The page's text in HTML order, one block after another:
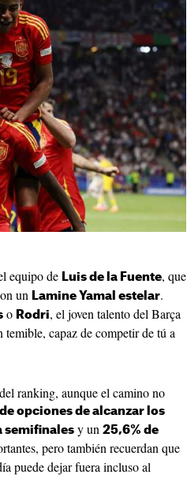
equipo de Luis de la Fuente, que
un Lamine Yamal estelar.
o Rodri, el joven talento del Barça
temible, capaz de competir de tú a
ranking, aunque el camino no
de opciones de alcanzar los
semifinales y un 25,6% de
pero también recuerdan que
puede dejar fuera incluso al